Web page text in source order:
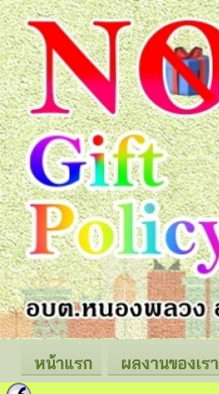
หน้าแรก ผลงานของเรา